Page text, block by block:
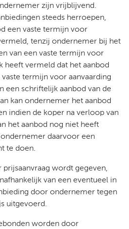
zijn vrijblijvend.
steeds herroepen,
een vaste termijn voor
tenzij ondernemer bij het
van een vaste termijn voor
heeft vermeld dat het aanbod
termijn voor aanvaarding
een schriftelijk aanbod van de
kan ondernemer het aanbod
indien de koper na verloop van
het aanbod nog niet heeft
daarvoor een
te doen.
prijsaanvraag wordt gegeven,
van een eventueel in
door ondernemer tegen
uitgevoerd.
worden door